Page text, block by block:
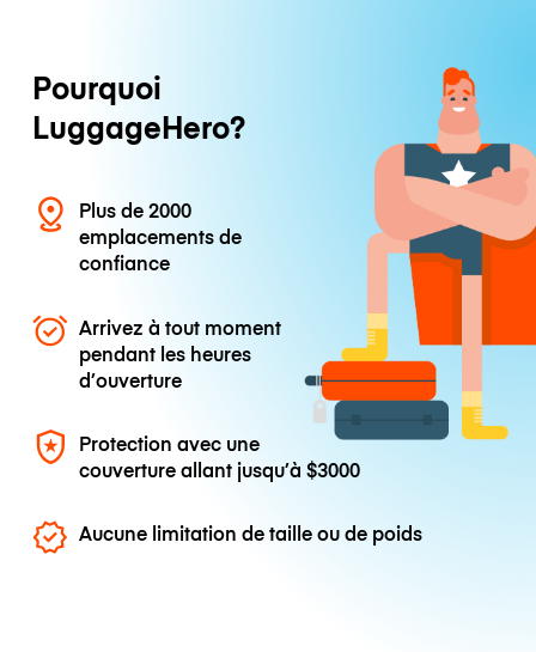
Pourquoi
LuggageHero?
Plus de 2000
emplacements de
confiance
Arrivez à tout moment
pendant les heures
d’ouverture
Protection avec une
couverture allant jusqu’à$3000
Aucune limitation de taille ou de poids